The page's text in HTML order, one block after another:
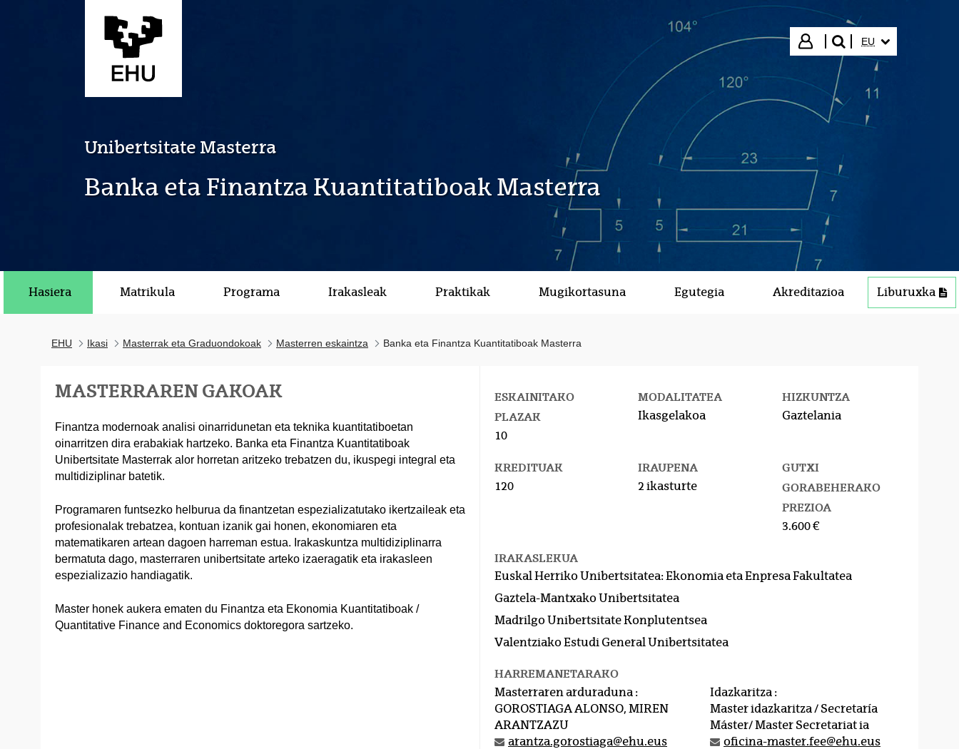
Hasi saioa
bilatu"
EU
Unibertsitate Masterra
Banka eta Finantza Kuantitatiboak Masterra
Hasiera Matrikula Programa Irakasleak Praktikak Mugikortasuna Egutegia Akreditazioa Liburuxka
EHU Ikasi Masterrak eta Graduondokoak Masterren eskaintza Banka eta Finantza Kuantitatiboak Masterra
MASTERRAREN GAKOAK
Finantza modernoak analisi oinarridunetan eta teknika kuantitatiboetan
oinarritzen dira erabakiak hartzeko. Banka eta Finantza Kuantitatiboak
Unibertsitate Masterrak alor horretan aritzeko trebatzen du, ikuspegi integral eta
multidiziplinar batetik.
Programaren funtsezko helburua da finantzetan espezializatutako ikertzaileak eta
profesionalak trebatzea, kontuan izanik gai honen, ekonomiaren eta
matematikaren artean dagoen harreman estua. Irakaskuntza multidiziplinarra
bermatuta dago, masterraren unibertsitate arteko izaeragatik eta irakasleen
espezializazio handiagatik.
Master honek aukera ematen du Finantza eta Ekonomia Kuantitatiboak /
Quantitative Finance and Economics doktoregora sartzeko.
ESKAINITAKO
PLAZAK
10
MODALITATEA
Ikasgelakoa
HIZKUNTZA
Gaztelania
KREDITUAK
120
IRAUPENA
2 ikasturte
GUTXI
GORABEHERAKO
PREZIOA
3.600 €
IRAKASLEKUA
Euskal Herriko Unibertsitatea: Ekonomia eta Enpresa Fakultatea
Gaztela-Mantxako Unibertsitatea
Madrilgo Unibertsitate Konplutentsea
Valentziako Estudi General Unibertsitatea
HARREMANETARAKO
Masterraren arduraduna :
GOROSTIAGA ALONSO, MIREN
ARANTZAZU
arantza.gorostiaga@ehu.eus
Idazkaritza :
Master idazkaritza / Secretaría
Máster/ Master Secretariat ia
oficina-master.fee@ehu.eus